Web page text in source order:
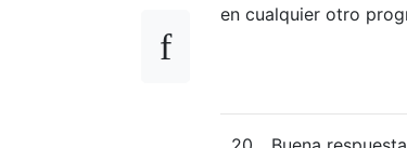
en cualquier otro